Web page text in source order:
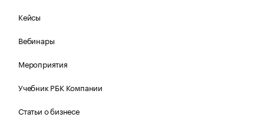
Кейсы
Вебинары
Мероприятия
Учебник РБК Компании
Статьи о бизнесе